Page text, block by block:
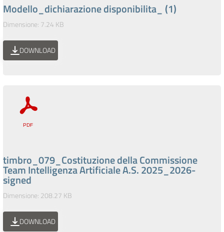
Modello_dichiarazione disponibilita_ (1)
Dimensione: 7.24 KB
DOWNLOAD
timbro_079_Costituzione della Commissione
Team Intelligenza Artificiale A.S. 2025_2026-
signed
Dimensione: 208.27 KB
DOWNLOAD